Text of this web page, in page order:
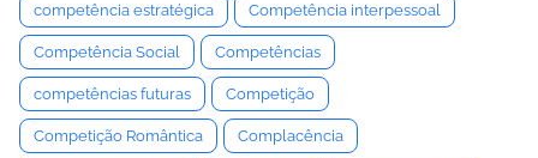
competência estratégica Competência interpessoal
Competência Social Competências
competências futuras Competição
Competição Romântica Complacência